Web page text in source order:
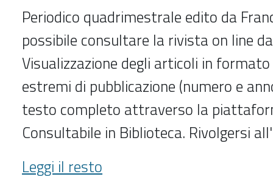
Periodico quadrimestrale edito da
possibile consultare la rivista on line
Visualizzazione degli articoli in formato
estremi di pubblicazione (numero e
testo completo attraverso la
Consultabile in Biblioteca. Rivolgersi
Agricoltura,
istituzioni,
Leggi il resto